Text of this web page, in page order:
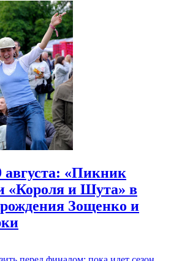
августа: «Пикник
«Короля и Шута» в
Зощенко и